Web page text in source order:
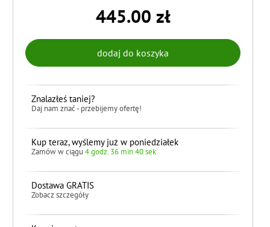
445.00 zł
Znalazłeś taniej?
Daj nam znać - przebijemy ofertę!
Kup teraz, wyślemy już w poniedziałek
Zamów w ciągu4 godz. 36 min 39 sek
Dostawa GRATIS
Zobacz szczegóły